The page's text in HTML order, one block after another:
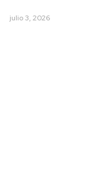
julio 3, 2026